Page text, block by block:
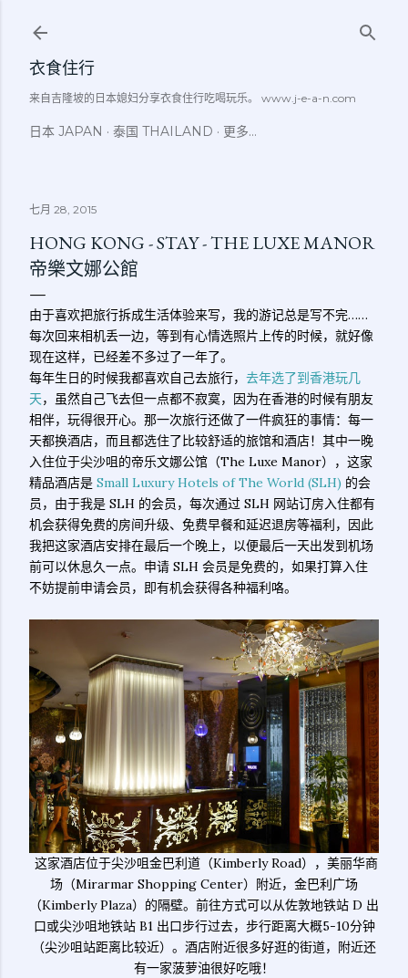
衣食住行
来自吉隆坡的日本媳妇分享衣食住行吃喝玩乐。 www.j-e-a-n.com
日本 JAPAN 泰国 THAILAND 更多…
七月 28, 2015
HONG KONG - STAY - THE LUXE MANOR
帝樂文娜公館
由于喜欢把旅行拆成生活体验来写，我的游记总是写不完……
每次回来相机丢一边，等到有心情选照片上传的时候，就好像
现在这样，已经差不多过了一年了。
每年生日的时候我都喜欢自己去旅行， 去年选了到香港玩几
天，虽然自己飞去但一点都不寂寞，因为在香港的时候有朋友
相伴，玩得很开心。那一次旅行还做了一件疯狂的事情：每一
天都换酒店，而且都选住了比较舒适的旅馆和酒店！其中一晚
入住位于尖沙咀的帝乐文娜公馆（The Luxe Manor），这家
精品酒店是 Small Luxury Hotels of The World (SLH) 的会
员，由于我是 SLH 的会员，每次通过 SLH 网站订房入住都有
机会获得免费的房间升级、免费早餐和延迟退房等福利，因此
我把这家酒店安排在最后一个晚上，以便最后一天出发到机场
前可以休息久一点。申请 SLH 会员是免费的，如果打算入住
不妨提前申请会员，即有机会获得各种福利咯。
这家酒店位于尖沙咀金巴利道（Kimberly Road），美丽华商
场（Mirarmar Shopping Center）附近，金巴利广场
（Kimberly Plaza）的隔壁。前往方式可以从佐敦地铁站 D 出
口或尖沙咀地铁站 B1 出口步行过去，步行距离大概5-10分钟
（尖沙咀站距离比较近）。酒店附近很多好逛的街道，附近还
有一家菠萝油很好吃哦！